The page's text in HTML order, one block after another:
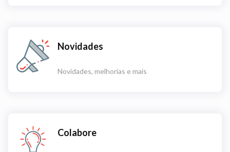
Novidades
Novidades, melhorias e mais
Colabore